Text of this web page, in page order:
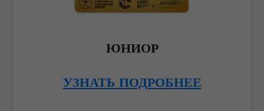
ЮНИОР
УЗНАТЬ ПОДРОБНЕЕ